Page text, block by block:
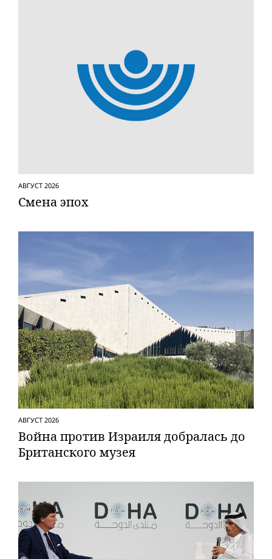
АВГУСТ 2026
Смена эпох
АВГУСТ 2026
Вой­на против Израиля добралась до
Британского музея